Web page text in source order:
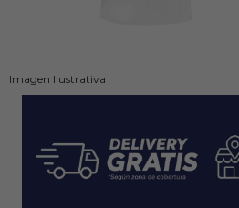
Imagen Ilustrativa